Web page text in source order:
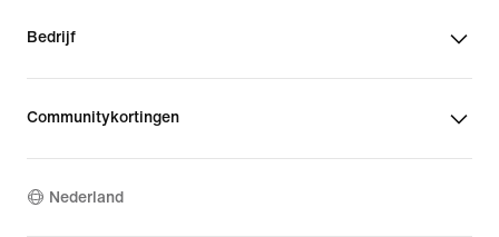
Bedrijf
Communitykortingen
Nederland